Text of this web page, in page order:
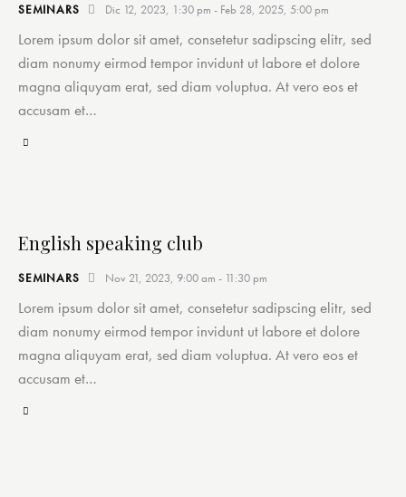
SEMINARS Dic 12, 2023, 1:30 pm - Feb 28, 2025, 5:00 pm
Lorem ipsum dolor sit amet, consetetur sadipscing elitr, sed
diam nonumy eirmod tempor invidunt ut labore et dolore
magna aliquyam erat, sed diam voluptua. At vero eos et
accusam et…
English speaking club
SEMINARS Nov 21, 2023, 9:00 am - 11:30 pm
Lorem ipsum dolor sit amet, consetetur sadipscing elitr, sed
diam nonumy eirmod tempor invidunt ut labore et dolore
magna aliquyam erat, sed diam voluptua. At vero eos et
accusam et…